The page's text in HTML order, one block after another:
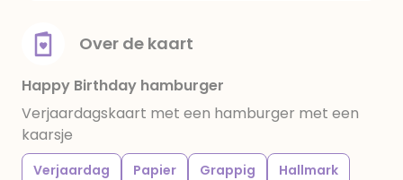
Over de kaart
Happy Birthday hamburger
Verjaardagskaart met een hamburger met een
kaarsje
Verjaardag Papier Grappig
Hallmark